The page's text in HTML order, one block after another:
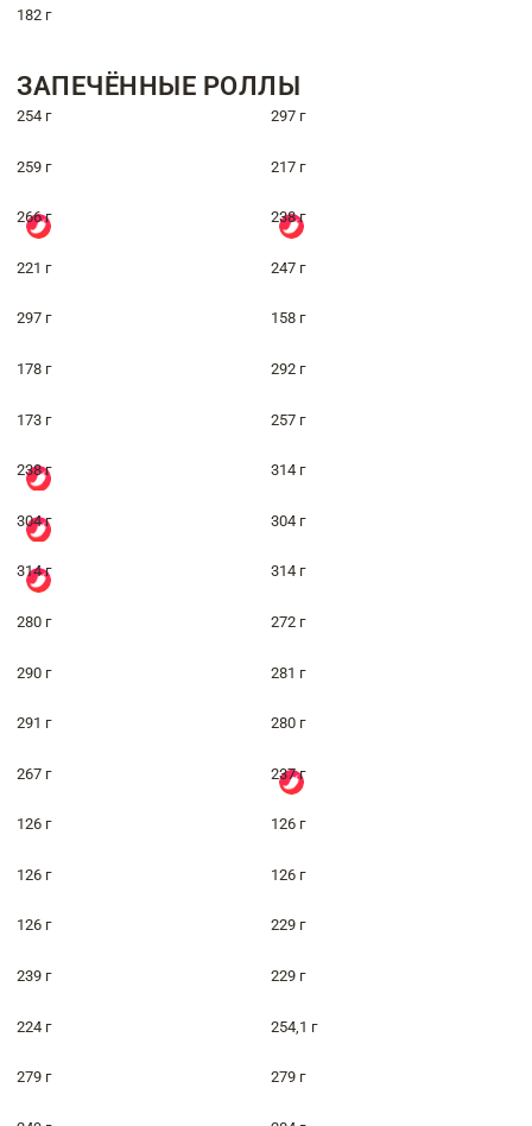
182 г
ЗАПЕЧЁННЫЕ РОЛЛЫ
254 г 297 г
259 г 217 г
266 г 238 г
221 г 247 г
297 г 158 г
178 г 292 г
173 г 257 г
238 г 314 г
304 г 304 г
314 г 314 г
280 г 272 г
290 г 281 г
291 г 280 г
267 г 237 г
126 г 126 г
126 г 126 г
126 г 229 г
239 г 229 г
224 г 254,1 г
279 г 279 г